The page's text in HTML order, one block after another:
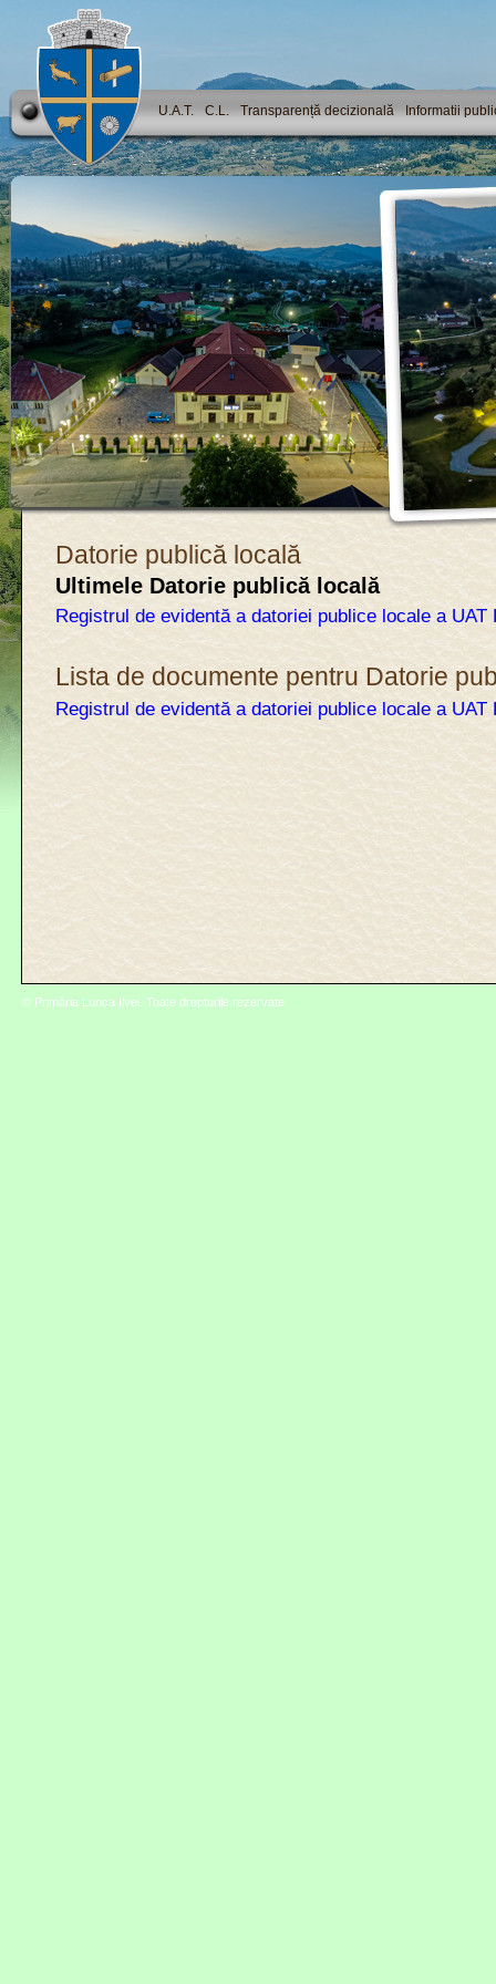
U.A.T. C.L. Transparență decizională Informatii
Datorie publică locală
Ultimele Datorie publică locală
Registrul de evidentă a datoriei publice locale a UAT
Lista de documente pentru Datorie
Registrul de evidentă a datoriei publice locale a UAT
© Primăria Lunca Ilvei. Toate drepturile rezervate